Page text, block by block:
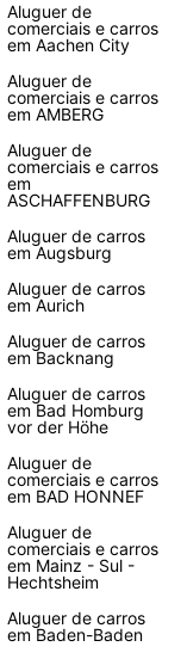
Aluguer de
comerciais e carros
em Aachen City
Aluguer de
comerciais e carros
em AMBERG
Aluguer de
comerciais e carros
em
ASCHAFFENBURG
Aluguer de carros
em Augsburg
Aluguer de carros
em Aurich
Aluguer de carros
em Backnang
Aluguer de carros
em Bad Homburg
vor der Höhe
Aluguer de
comerciais e carros
em BAD HONNEF
Aluguer de
comerciais e carros
em Mainz - Sul -
Hechtsheim
Aluguer de carros
em Baden-Baden